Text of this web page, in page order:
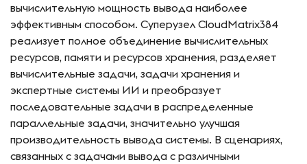
вычислительную мощность вывода наиболее
эффективным способом. Суперузел CloudMatrix384
реализует полное объединение вычислительных
ресурсов, памяти и ресурсов хранения, разделяет
вычислительные задачи, задачи хранения и
экспертные системы ИИ и преобразует
последовательные задачи в распределенные
параллельные задачи, значительно улучшая
производительность вывода системы. В сценариях,
связанных с задачами вывода с различными